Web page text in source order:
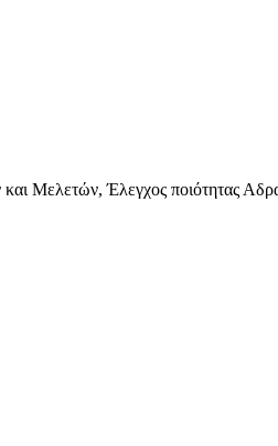
Μελετών, Έλεγχος ποιότητας